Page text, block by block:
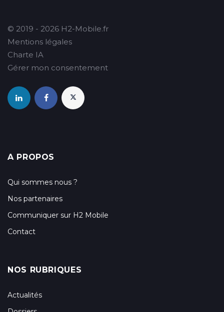
© 2019 - 2026 H2-Mobile.fr
Mentions légales
Charte IA
Gérer mon consentement
A PROPOS
Qui sommes nous ?
Nos partenaires
Communiquer sur H2 Mobile
Contact
NOS RUBRIQUES
Actualités